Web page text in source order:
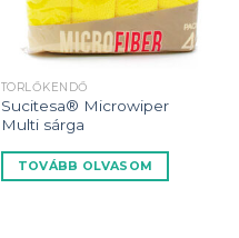
TÖRLŐKENDŐ
Sucitesa® Microwiper
Multi sárga
TOVÁBB OLVASOM